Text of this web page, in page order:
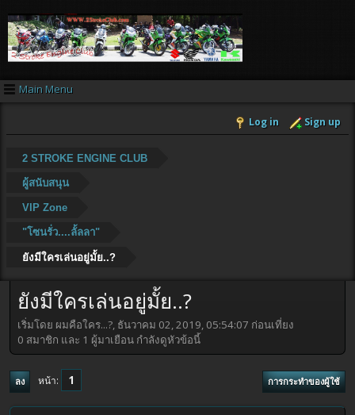
Main Menu
Log in Sign up
2 STROKE ENGINE CLUB
ผู้สนับสนุน
VIP Zone
"โซนรั่ว....ลั้ลลา"
ยังมีใครเล่นอยู่มั้ย..?
ยังมีใครเล่นอยู่มั้ย..?
เริ่มโดย ผมคือใคร...?, ธันวาคม 02, 2019, 05:54:07 ก่อนเที่ยง
0 สมาชิก และ 1 ผู้มาเยือน กำลังดูหัวข้อนี้
ลง หน้า 1 การกระทำของผู้ใช้